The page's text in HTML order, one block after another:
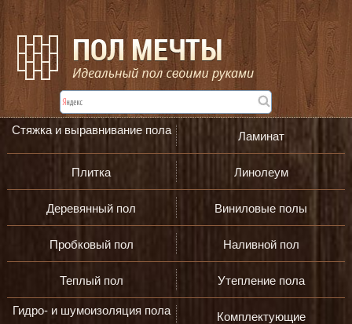
Стяжка и выравнивание пола Ламинат
Плитка Линолеум
Деревянный пол Виниловые полы
Пробковый пол Наливной пол
Теплый пол Утепление пола
Гидро- и шумоизоляция пола Комплектующие